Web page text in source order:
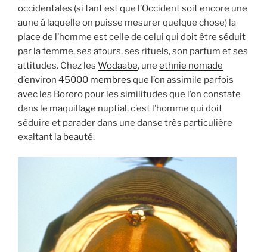
occidentales (si tant est que l’Occident soit encore une
aune à laquelle on puisse mesurer quelque chose) la
place de l’homme est celle de celui qui doit être séduit
par la femme, ses atours, ses rituels, son parfum et ses
attitudes. Chez les Wodaabe, une ethnie nomade
d’environ 45000 membres que l’on assimile parfois
avec les Bororo pour les similitudes que l’on constate
dans le maquillage nuptial, c’est l’homme qui doit
séduire et parader dans une danse très particulière
exaltant la beauté.